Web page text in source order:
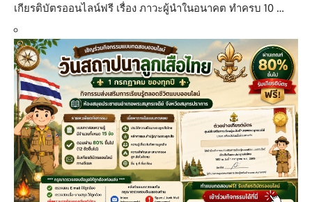
เกียรติบัตรออนไลน์ฟรี เรื่อง ภาวะผู้นำในอนาคต ทำครบ 10 …